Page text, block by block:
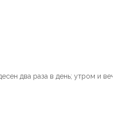
два раза в день; утром и